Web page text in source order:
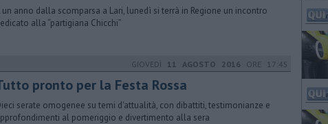
un anno dalla scomparsa a Lari, lunedì si terrà in Regione un incontro
alla “partigiana Chicchi”
GIOVEDÌ 11 AGOSTO 2016 ORE 17:45
pronto per la Festa Rossa
serate omogenee su temi d'attualità, con dibattiti, testimonianze e
al pomeriggio e divertimento alla sera